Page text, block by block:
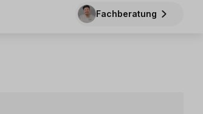
Fachberatung